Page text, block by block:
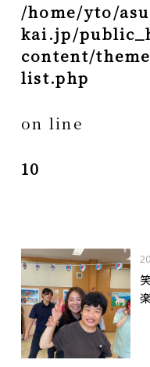
/home/yto/
kai.jp/
content/
list.php
on line
10